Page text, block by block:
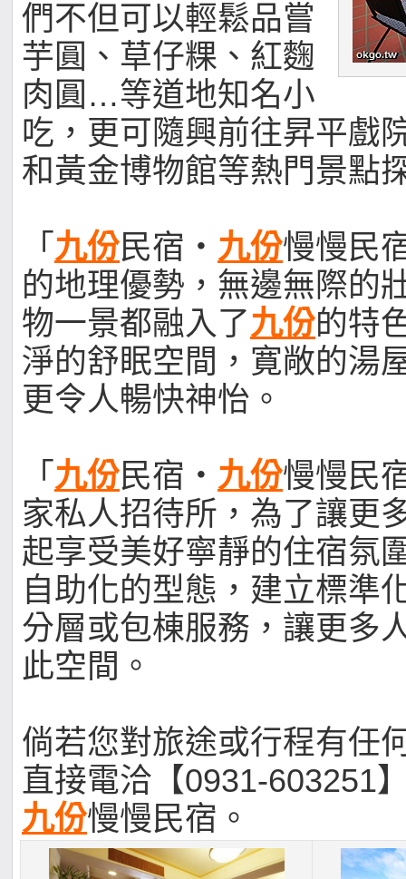
們不但可以輕鬆品嘗
芋圓、草仔粿、紅麴
肉圓…等道地知名小
吃，更可隨興前往昇平戲
和黃金博物館等熱門景點
「 九份民宿‧ 九份慢慢民
的地理優勢，無邊無際的
物一景都融入了九份的特
淨的舒眠空間，寛敞的湯
更令人暢快神怡。
「 九份民宿‧ 九份慢慢民
家私人招待所，為了讓更
起享受美好寧靜的住宿氛
自助化的型態，建立標準
分層或包棟服務，讓更多
此空間。
倘若您對旅途或行程有任
直接電洽【0931-603251
九份慢慢民宿。